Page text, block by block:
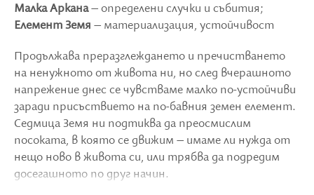
Малка Аркана– определени случки и събития;
Елемент Земя – материализация, устойчивост
Продължава преразглеждането и пречистването
на ненужното от живота ни, но след вчерашното
напрежение днес се чувстваме малко по-устойчиви
заради присъствието на по-бавния земен елемент.
Седмица Земя ни подтиква да преосмислим
посоката, в която се движим – имаме ли нужда от
нещо ново в живота си, или трябва да подредим
досегашното по друг начин.